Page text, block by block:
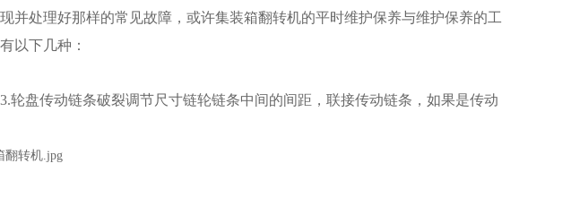
处理好那样的常见故障，或许集装箱翻转机的平时维护保养与维护保养的工
以下几种：
盘传动链条破裂调节尺寸链轮链条中间的间距，联接传动链条，如果是传动